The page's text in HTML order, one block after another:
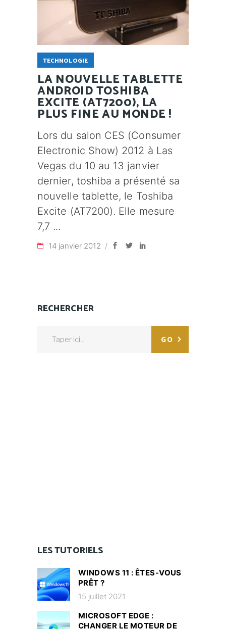
TECHNOLOGIE
LA NOUVELLE TABLETTE
ANDROID TOSHIBA
EXCITE (AT7200), LA
PLUS FINE AU MONDE !
Lors du salon CES (Consumer
Electronic Show) 2012 à Las
Vegas du 10 au 13 janvier
dernier, toshiba a présenté sa
nouvelle tablette, le Toshiba
Excite (AT7200). Elle mesure
7,7
14 janvier 2012
RECHERCHER
GO
LES TUTORIELS
WINDOWS 11 : ÊTES-VOUS
PRÊT ?
15 juillet 2021
MICROSOFT EDGE :
CHANGER LE MOTEUR DE